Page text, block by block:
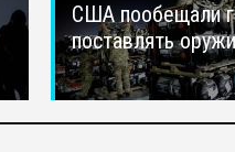
США пообещали
поставлять